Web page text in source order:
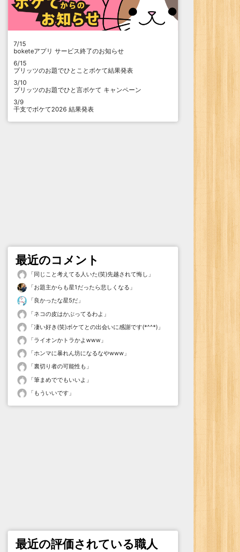
7/15
boketeアプリ サービス終了のお知らせ
6/15
プリッツのお題でひとことボケて結果発表
3/10
プリッツのお題でひと言ボケて キャンペーン
3/9
干支でボケて2026 結果発表
最近のコメント
「同じこと考えてる人いた(笑)先越されて悔し 」
「お題主からも星1だったら悲しくなる 」
「 良かったな星5だ 」
「ネコの皮はかぶってるわよ 」
「凄い好き(笑)ボケてとの出会いに感謝です(*^^*) 」
「ライオンかトラかよwww 」
「ホンマに暴れん坊になるなやwww 」
「裏切り者の可能性も 」
「筆まめででもいいよ 」
「 もういいです 」
最近の評価されている職人